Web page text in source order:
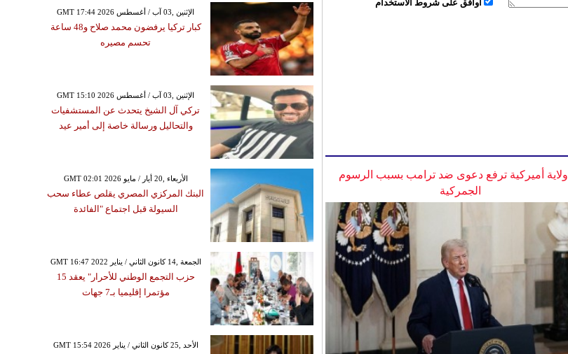
اُوافق على شروط الأستخدام
25 ولاية أميركية ترفع دعوى ضد ترامب بسبب الرسوم
الجمركية
GMT 17:44 2026 الإثنين ,03 آب / أغسطس
كبار تركيا يرفضون محمد صلاح و48 ساعة
تحسم مصيره
GMT 15:10 2026 الإثنين ,03 آب / أغسطس
تركي آل الشيخ يتحدث عن المستشفيات
والتحاليل ورسالة خاصة إلى أمير عيد
GMT 02:01 2026 الأربعاء ,20 أيار / مايو
البنك المركزي المصري يقلص عطاء سحب
السيولة قبل اجتماع "الفائدة
GMT 16:47 2022 الجمعة ,14 كانون الثاني / يناير
حزب التجمع الوطني للأحرار" يعقد 15
مؤتمرا إقليميا بـ7 جهات
GMT 15:54 2026 الأحد ,25 كانون الثاني / يناير